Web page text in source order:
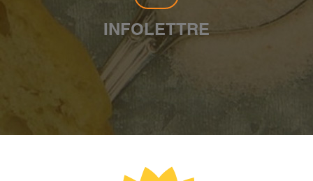
INFOLETTRE